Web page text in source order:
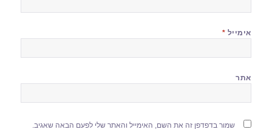
אימייל *
אתר
שמור בדפדפן זה את השם, האימייל והאתר שלי לפעם הבאה שאגיב.